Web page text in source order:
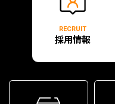
RECRUIT
採用情報